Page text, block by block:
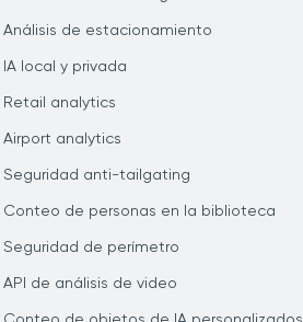
Análisis de estacionamiento
IA local y privada
Retail analytics
Airport analytics
Seguridad anti-tailgating
Conteo de personas en la biblioteca
Seguridad de perímetro
API de análisis de video